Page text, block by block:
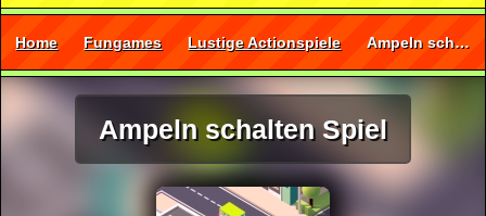
Home Fungames Lustige Actionspiele Ampeln schalten Spiel
Ampeln schalten Spiel